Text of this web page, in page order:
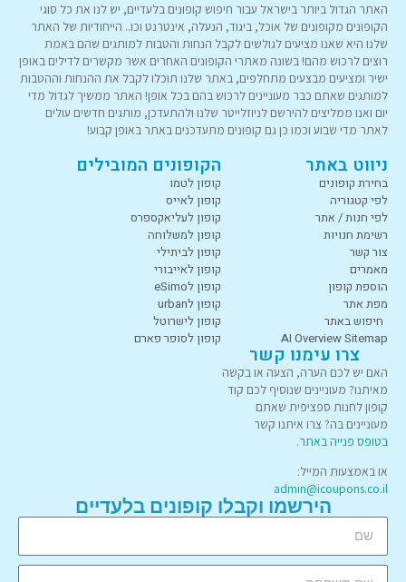
האתר הגדול ביותר בישראל עבור חיפוש קופונים בלעדיים, יש לנו את כל סוגי
הקופונים מקופונים של אוכל, ביגוד, הנעלה, אינטרנט וכו.. הייחודיות של האתר
שלנו היא שאנו מציעים לגולשים לקבל הנחות והטבות למותגים שהם באמת
רוצים לרכוש מהם! בשונה מאתרי הקופונים האחרים אשר מקשרים לדילים באופן
ישיר ומציעים מבצעים מתחלפים, באתר שלנו תוכלו לקבל את ההנחות וההטבות
למותגים שאתם כבר מעוניינים לרכוש בהם בכל אופן! האתר ממשיך לגדול מדי
יום ואנו ממליצים להירשם לניוזלייטר שלנו ולהתעדכן, מותגים חדשים עולים
לאתר מדי שבוע וכמו כן גם קופונים מתעדכנים באתר באופן קבוע!
ניווט באתר
בחירת קופונים
לפי קטגוריה
לפי חנות / אתר
רשימת חנויות
צור קשר
מאמרים
הוספת קופון
מפת אתר
חיפוש באתר
AI Overview Sitemap
הקופונים המובילים
קופון לטמו
קופון לאייס
קופון לעליאקספרס
קופון למשלוחה
קופון לביתילי
קופון לאייבורי
קופון לeSimo
קופון לurban
קופון לישרוטל
קופון לסופר פארם
צרו עימנו קשר
האם יש לכם הערה, הצעה או בקשה
מאיתנו? מעוניינים שנוסיף לכם קוד
קופון לחנות ספציפית שאתם
מעוניינים בה? צרו איתנו קשר
בטופס פנייה באתר.
או באמצעות המייל:
admin@icoupons.co.il
הירשמו וקבלו קופונים בלעדיים